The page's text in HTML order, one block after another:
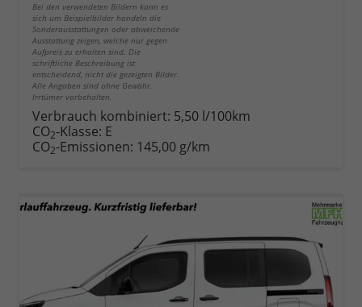
Bei den verwendeten Bildern kann es
sich um Beispielbilder handeln die
Sonderausstattungen oder abweichende
Ausstattung zeigen, welche nur gegen
Aufpreis zu erhalten sind. Die
schriftliche Beschreibung ist
entscheidend, nicht die gezeigten Bilder.
Alle Angaben sind ohne Gewähr.
Irrtümer vorbehalten.
Verbrauch kombiniert: 5,50 l/100km
CO2-Klasse: E
CO2-Emissionen: 145,00 g/km